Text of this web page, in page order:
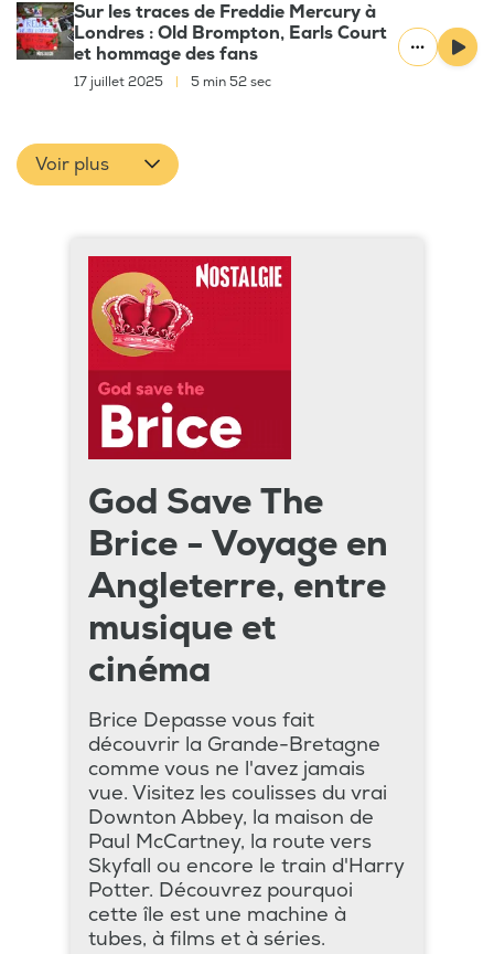
Sur les traces de Freddie Mercury à
Londres : Old Brompton, Earls Court
et hommage des fans
17 juillet 2025 5 min 52 sec
Voir plus
God Save The
Brice - Voyage en
Angleterre, entre
musique et
cinéma
Brice Depasse vous fait
découvrir la Grande-Bretagne
comme vous ne l'avez jamais
vue. Visitez les coulisses du vrai
Downton Abbey, la maison de
Paul McCartney, la route vers
Skyfall ou encore le train d'Harry
Potter. Découvrez pourquoi
cette île est une machine à
tubes, à films et à séries.